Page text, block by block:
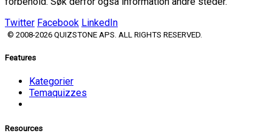
Twitter Facebook LinkedIn
© 2008-2026 QUIZSTONE APS. ALL RIGHTS RESERVED.
Features
Kategorier
Temaquizzes
Resources